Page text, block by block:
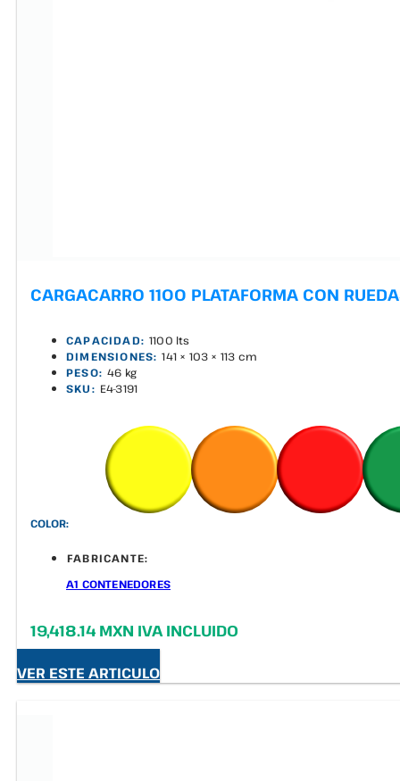
CARGACARRO 1100 PLATAFORMA CON
CAPACIDAD: 1100 lts
DIMENSIONES: 141 × 103 × 113 cm
PESO: 46 kg
SKU: E4-3191
COLOR:
FABRICANTE:
A1 CONTENEDORES
19,418.14 MXN IVA INCLUIDO
VER ESTE ARTICULO